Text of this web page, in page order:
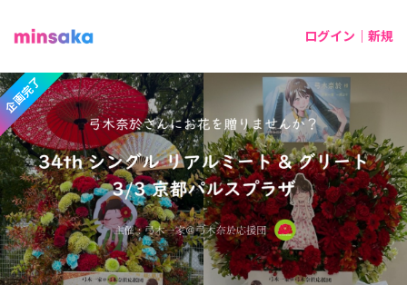
ログイン｜新規
企画完了